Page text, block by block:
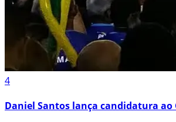
4
Daniel Santos lança candidatura ao